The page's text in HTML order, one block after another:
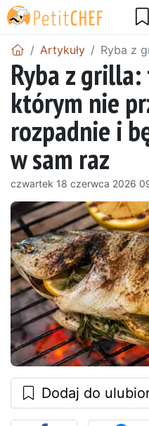
Artykuły Ryba z
Ryba z
którym nie
rozpadnie i
w sam raz
czwartek 18 czerwca 2026
Dodaj do